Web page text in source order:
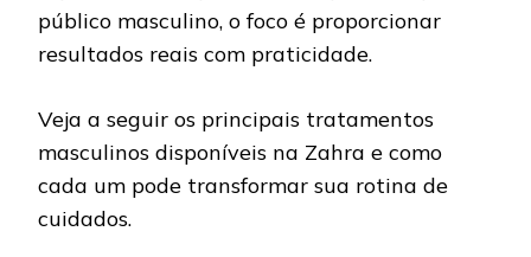
público masculino, o foco é proporcionar
resultados reais com praticidade.
Veja a seguir os principais tratamentos
masculinos disponíveis na Zahra e como
cada um pode transformar sua rotina de
cuidados.